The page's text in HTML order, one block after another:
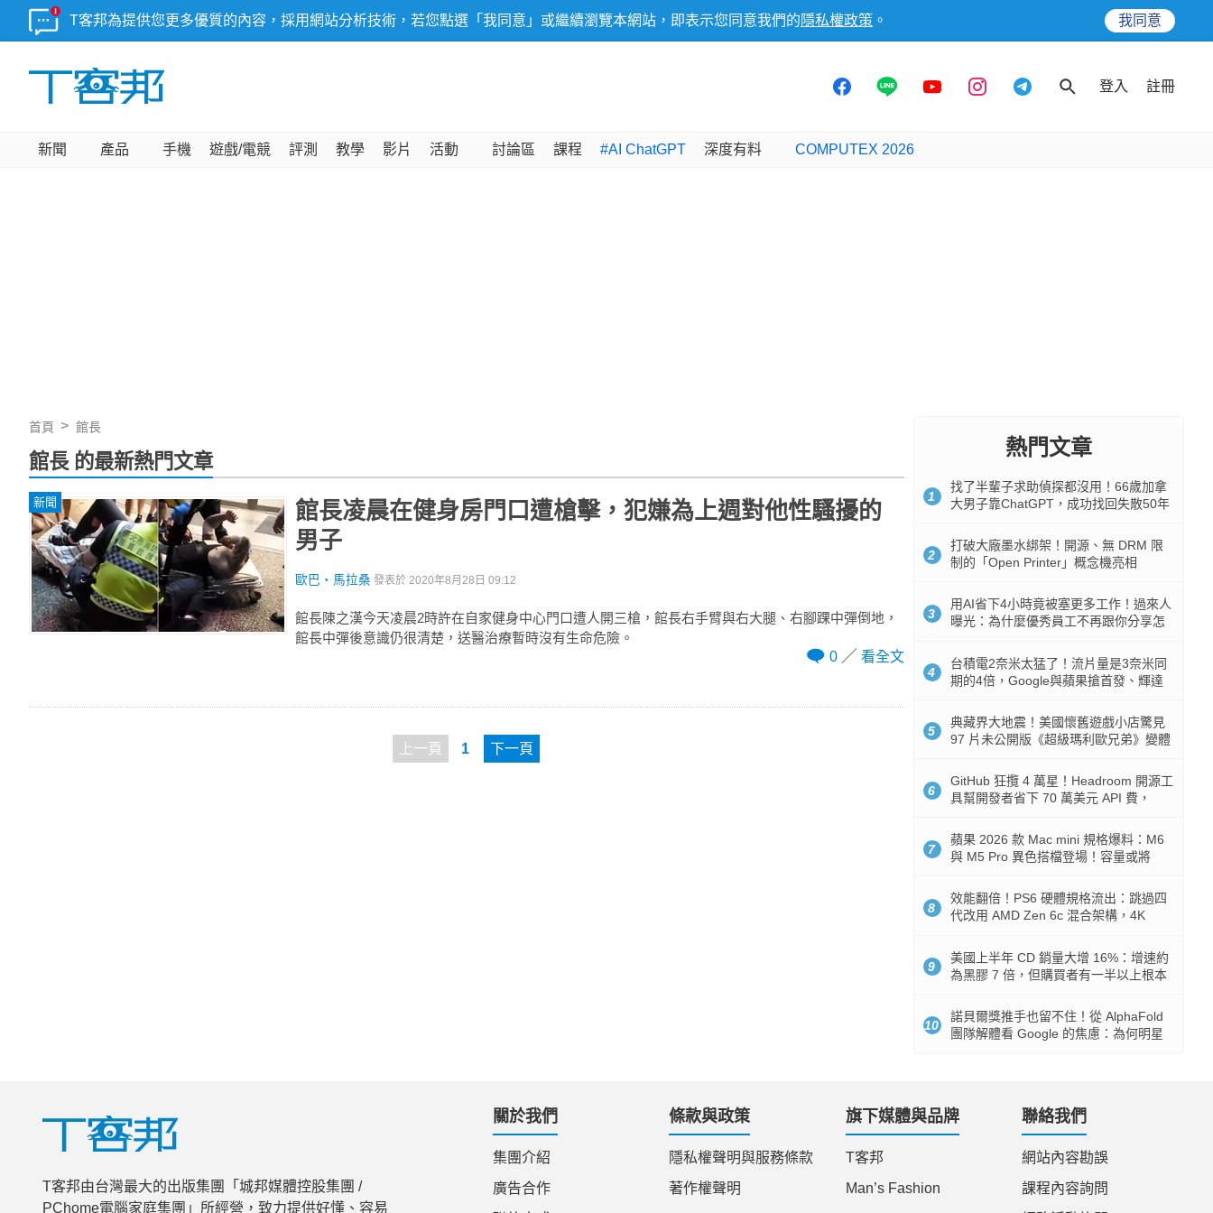
T客邦為提供您更多優質的內容，採用網站分析技術，若您點選「我同意」或繼續瀏覽本網站，即表示您同意我們的 隱私權政策 。 我同意
登入 註冊
新聞 產品 手機 遊戲/電競 評測 教學 影片 活動 討論區 課程 #AI ChatGPT 深度有料 COMPUTEX 2026
首頁 館長
館長 的最新熱門文章
新聞
館長凌晨在健身房門口遭槍擊，犯嫌為上週對他性騷擾的
男子
歐巴‧馬拉桑 發表於 2020年8月28日 09:12
館長陳之漢今天凌晨2時許在自家健身中心門口遭人開三槍，館長右手臂與右大腿、右腳踝中彈倒地，
館長中彈後意識仍很清楚，送醫治療暫時沒有生命危險。
0
看全文
上一頁 1 下一頁
熱門文章
1
找了半輩子求助偵探都沒用！66歲加拿
大男子靠ChatGPT，成功找回失散50年
2
打破大廠墨水綁架！開源、無 DRM 限
制的「Open Printer」概念機亮相
3
用AI省下4小時竟被塞更多工作！過來人
曝光：為什麼優秀員工不再跟你分享怎
4
台積電2奈米太猛了！流片量是3奈米同
期的4倍，Google與蘋果搶首發、輝達
5
典藏界大地震！美國懷舊遊戲小店驚見
97 片未公開版《超級瑪利歐兄弟》變體
6
GitHub 狂攬 4 萬星！Headroom 開源工
具幫開發者省下 70 萬美元 API 費，
7
蘋果 2026 款 Mac mini 規格爆料：M6
與 M5 Pro 異色搭檔登場！容量或將
8
效能翻倍！PS6 硬體規格流出：跳過四
代改用 AMD Zen 6c 混合架構，4K
9
美國上半年 CD 銷量大增 16%：增速約
為黑膠 7 倍，但購買者有一半以上根本
10
諾貝爾獎推手也留不住！從 AlphaFold
團隊解體看 Google 的焦慮：為何明星
T客邦由台灣最大的出版集團「城邦媒體控股集團 /
PChome電腦家庭集團」所經營，致力提供好懂、容易
關於我們
集團介紹
廣告合作
條款與政策
隱私權聲明與服務條款
著作權聲明
旗下媒體與品牌
T客邦
Man’s Fashion
聯絡我們
網站內容勘誤
課程內容詢問